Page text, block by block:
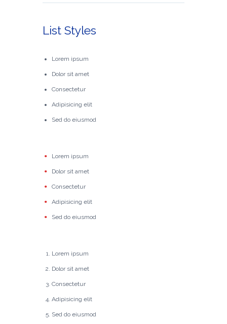
List Styles
Lorem ipsum
Dolor sit amet
Consectetur
Adipisicing elit
Sed do eiusmod
Lorem ipsum
Dolor sit amet
Consectetur
Adipisicing elit
Sed do eiusmod
Lorem ipsum
Dolor sit amet
Consectetur
Adipisicing elit
Sed do eiusmod